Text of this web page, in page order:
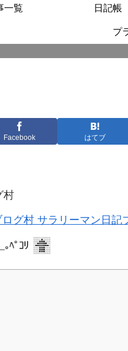
一覧 日記帳
プ
Facebook はてブ
村